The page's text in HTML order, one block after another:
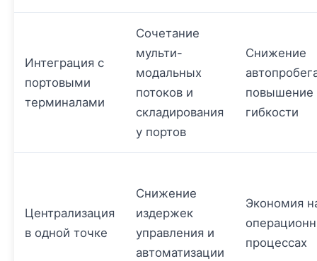
Интеграция с
портовыми
терминалами
Сочетание
мульти-
модальных
потоков и
складирования
у портов
Снижение
повышение
гибкости
Централизация
в одной точке
Снижение
издержек
управления и
автоматизации
Экономия
процессах